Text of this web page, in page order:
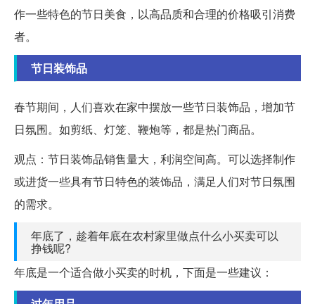
作一些特色的节日美食，以高品质和合理的价格吸引消费
者。
节日装饰品
春节期间，人们喜欢在家中摆放一些节日装饰品，增加节
日氛围。如剪纸、灯笼、鞭炮等，都是热门商品。
观点：节日装饰品销售量大，利润空间高。可以选择制作
或进货一些具有节日特色的装饰品，满足人们对节日氛围
的需求。
年底了，趁着年底在农村家里做点什么小买卖可以
挣钱呢?
年底是一个适合做小买卖的时机，下面是一些建议：